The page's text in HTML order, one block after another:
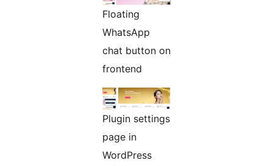
Floating
WhatsApp
chat button on
frontend
Plugin settings
page in
WordPress